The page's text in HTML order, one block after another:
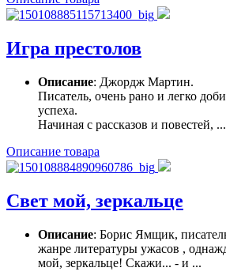
Игра престолов
Описание: Джордж Мартин.
Писатель, очень рано и легко
успеха.
Начиная с рассказов и повестей, ...
Описание товара
Свет мой, зеркальце
Описание: Борис Ямщик,
жанре литературы ужасов ,
мой, зеркальце! Скажи... - и ...